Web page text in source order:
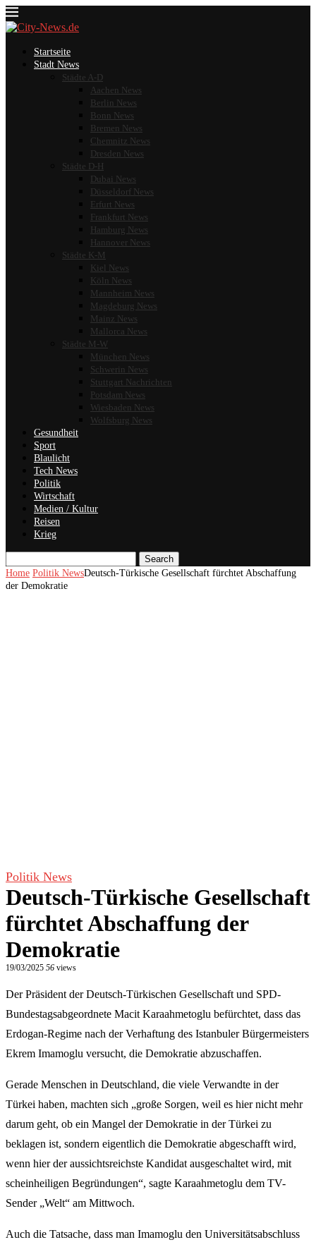
Startseite
Stadt News
Städte A-D
Aachen News
Berlin News
Bonn News
Bremen News
Chemnitz News
Dresden News
Städte D-H
Dubai News
Düsseldorf News
Erfurt News
Frankfurt News
Hamburg News
Hannover News
Städte K-M
Kiel News
Köln News
Mannheim News
Magdeburg News
Mainz News
Mallorca News
Städte M-W
München News
Schwerin News
Stuttgart Nachrichten
Potsdam News
Wiesbaden News
Wolfsburg News
Gesundheit
Sport
Blaulicht
Tech News
Politik
Wirtschaft
Medien / Kultur
Reisen
Krieg
Search
Home Politik NewsDeutsch-Türkische Gesellschaft fürchtet Abschaffung
der Demokratie
Politik News
Deutsch-Türkische Gesellschaft
fürchtet Abschaffung der
Demokratie
19/03/2025 56 views
Der Präsident der Deutsch-Türkischen Gesellschaft und SPD-
Bundestagsabgeordnete Macit Karaahmetoglu befürchtet, dass das
Erdogan-Regime nach der Verhaftung des Istanbuler Bürgermeisters
Ekrem Imamoglu versucht, die Demokratie abzuschaffen.
Gerade Menschen in Deutschland, die viele Verwandte in der
Türkei haben, machten sich „große Sorgen, weil es hier nicht mehr
darum geht, ob ein Mangel der Demokratie in der Türkei zu
beklagen ist, sondern eigentlich die Demokratie abgeschafft wird,
wenn hier der aussichtsreichste Kandidat ausgeschaltet wird, mit
scheinheiligen Begründungen“, sagte Karaahmetoglu dem TV-
Sender „Welt“ am Mittwoch.
Auch die Tatsache, dass man Imamoglu den Universitätsabschluss